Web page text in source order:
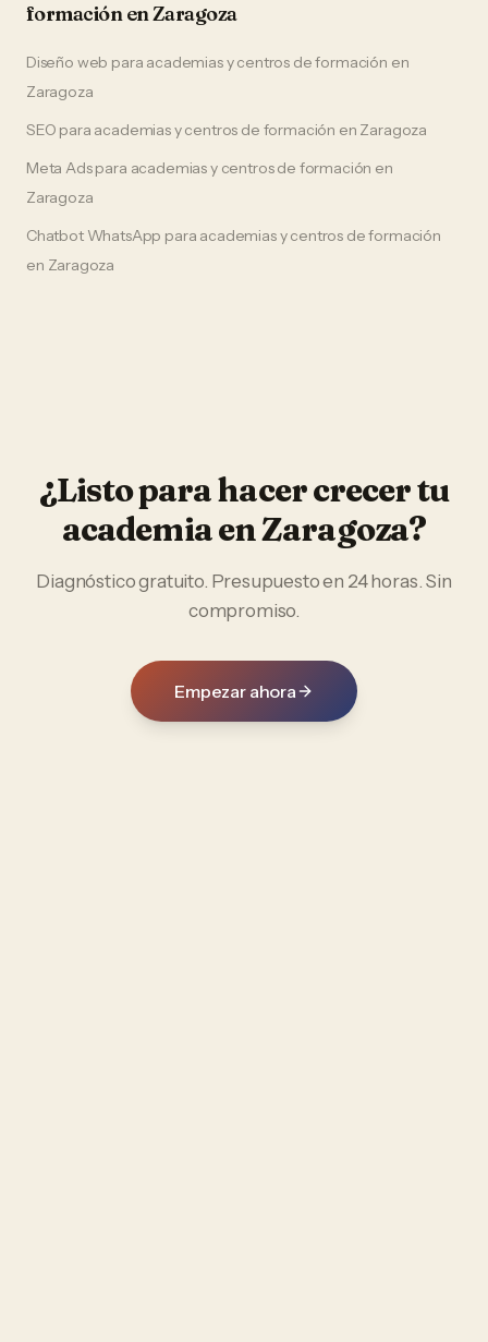
formaciónenZaragoza
Diseño web para academias y centros de formación en
Zaragoza
SEO para academias y centros de formación en Zaragoza
Meta Adspara academias y centros de formación en
Zaragoza
Chatbot WhatsApp para academias y centros de formación
en Zaragoza
¿Listo para hacer crecer tu
academiaenZaragoza?
Diagnóstico gratuito. Presupuesto en 24 horas. Sin
compromiso.
Empezar ahora